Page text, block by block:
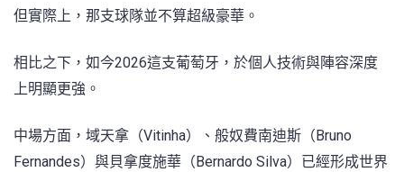
但實際上，那支球隊並不算超級豪華。
相比之下，如今2026這支葡萄牙，於個人技術與陣容深度
上明顯更強。
中場方面，域天拿（Vitinha）、般奴費南迪斯（Bruno
Fernandes）與貝拿度施華（Bernardo Silva）已經形成世界